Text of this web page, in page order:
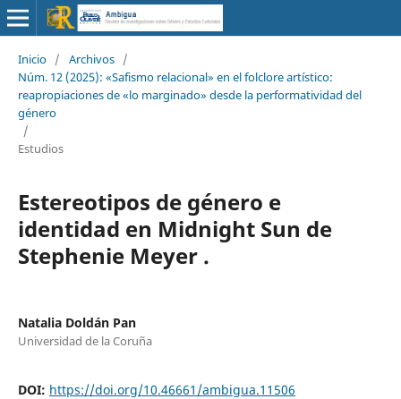
Inicio / Archivos /
Núm. 12 (2025): «Safismo relacional» en el folclore artístico:
reapropiaciones de «lo marginado» desde la performatividad del
género
/
Estudios
Estereotipos de género e
identidad en Midnight Sun de
Stephenie Meyer .
Natalia Doldán Pan
Universidad de la Coruña
DOI: https://doi.org/10.46661/ambigua.11506